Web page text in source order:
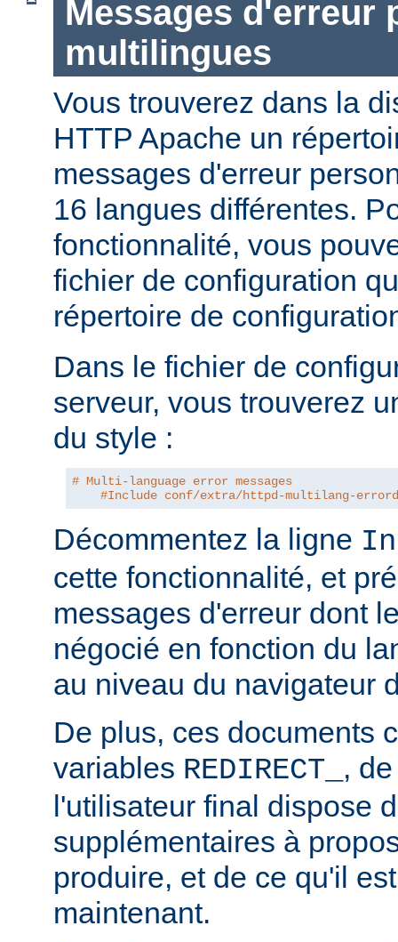
Messages d'erreur
multilingues
Vous trouverez dans la
HTTP Apache un
messages d'erreur
16 langues différentes.
fonctionnalité, vous
fichier de configuration
répertoire de
Dans le fichier de
serveur, vous trouverez
du style :
# Multi-language error messages
#Include conf/extra/httpd-multilang-
Décommentez la ligne
cette fonctionnalité, et
messages d'erreur dont
négocié en fonction du
au niveau du navigateur
De plus, ces documents
variables REDIRECT_ ,
l'utilisateur final dispose
supplémentaires à
produire, et de ce qu'il
maintenant.